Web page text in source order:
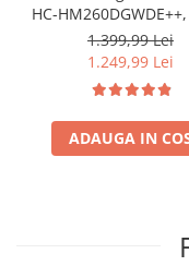
HC-
Clasa E, Dozator de
Control electronic
termostat ajustabil,
cm, Gri antracit
1.399,99 Lei
1.249,99 Lei
ADAUGA IN